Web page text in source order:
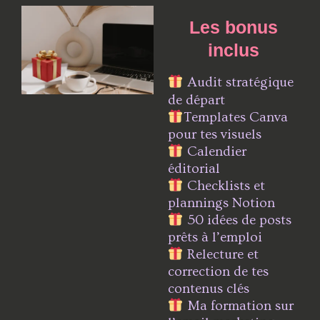
Les bonus
inclus
Audit stratégique
de départ
Templates Canva
pour tes visuels
Calendier
éditorial
Checklists et
plannings Notion
50 idées de posts
prêts à l’emploi
Relecture et
correction de tes
contenus clés
Ma formation sur